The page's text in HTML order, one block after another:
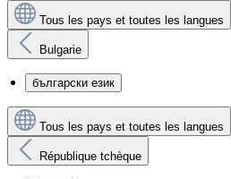
Tous les pays et toutes les langues
Bulgarie
български език
Tous les pays et toutes les langues
République tchèque